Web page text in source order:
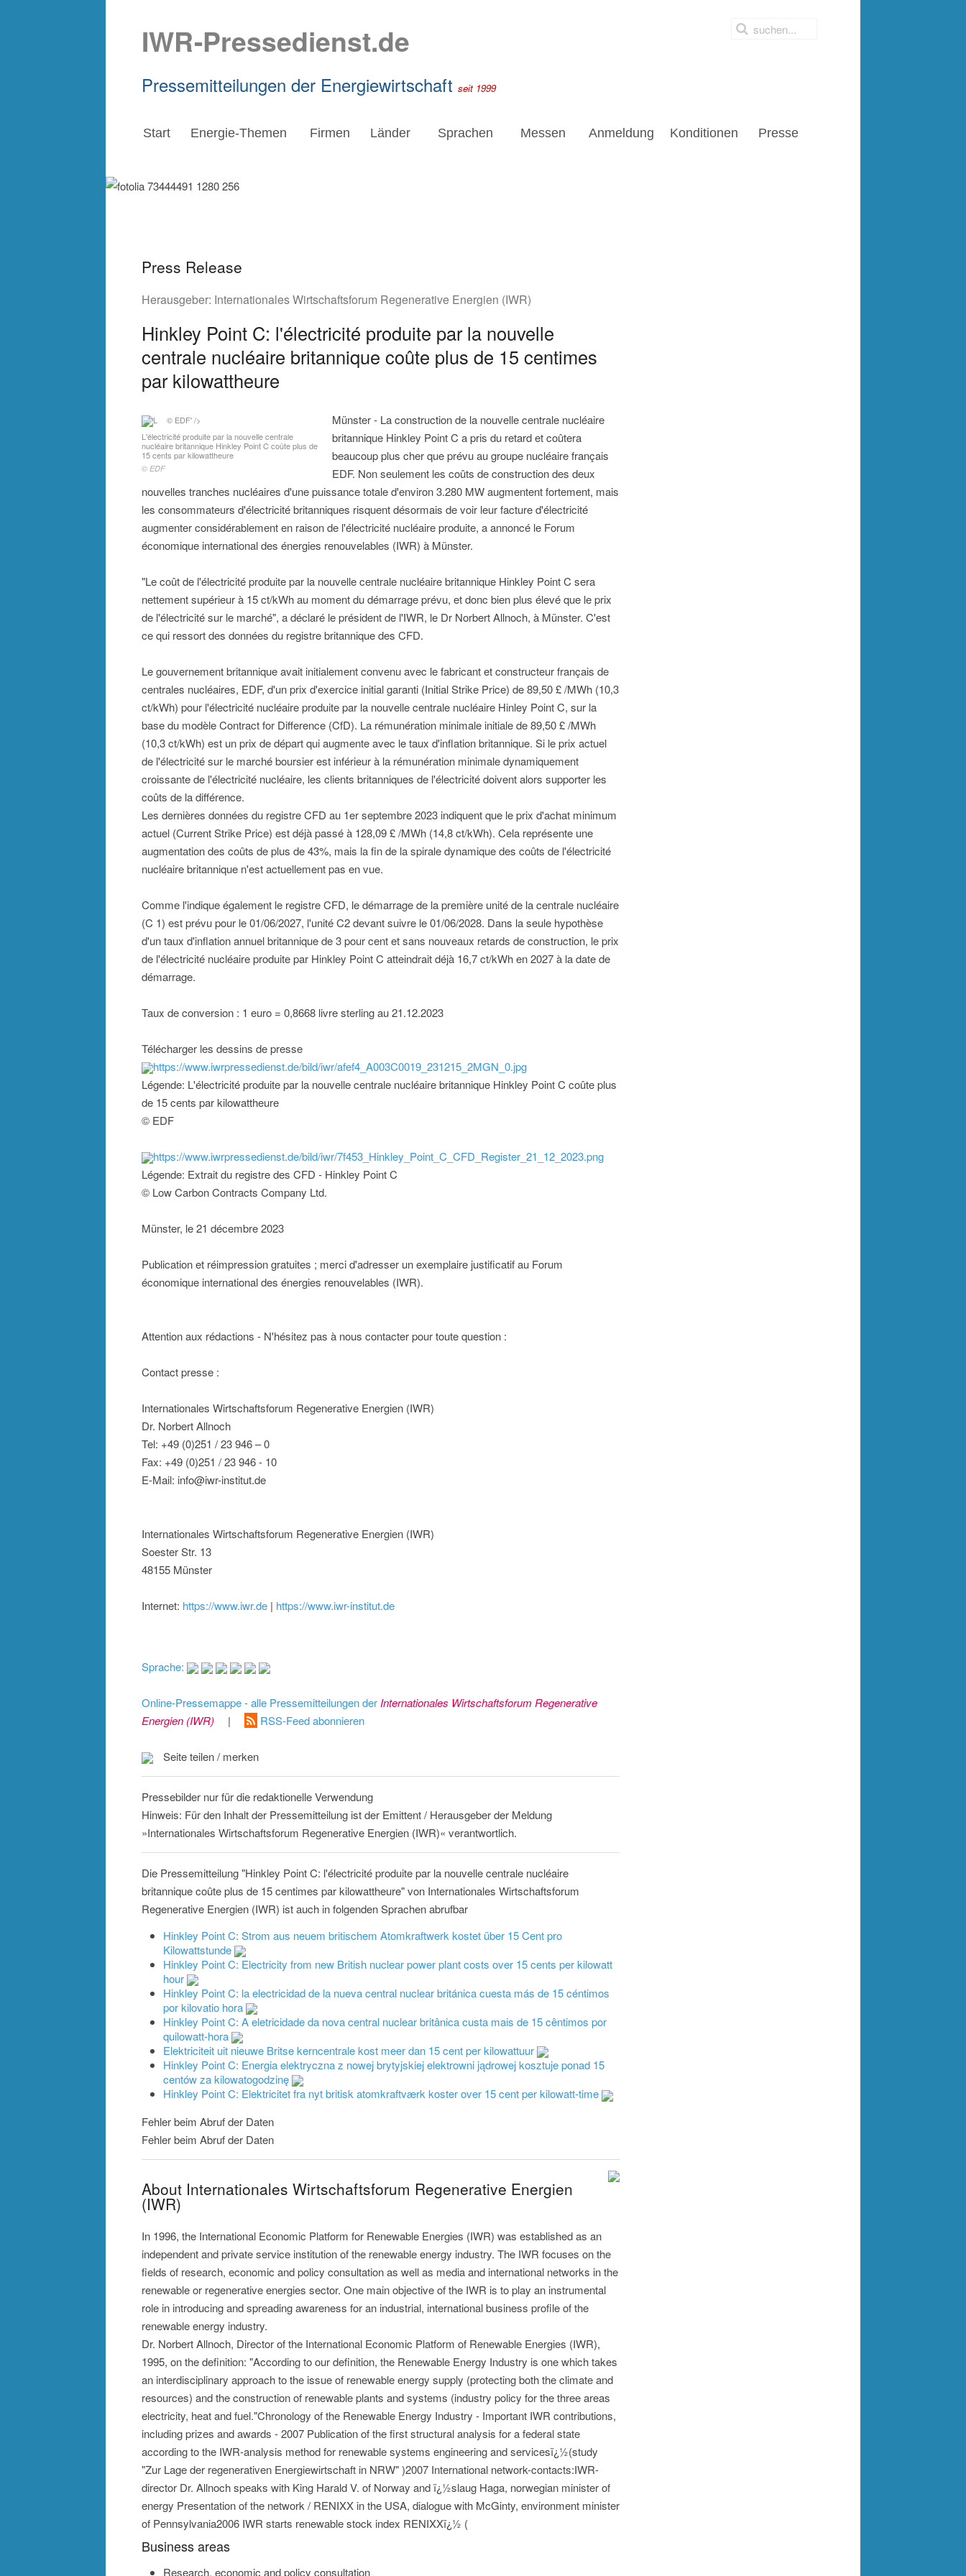
IWR-Pressedienst.de
Pressemitteilungen der Energiewirtschaft seit 1999
Start Energie-Themen Firmen Länder Sprachen Messen Anmeldung Konditionen Presse
Press Release
Herausgeber: Internationales Wirtschaftsforum Regenerative Energien (IWR)
Hinkley Point C: l'électricité produite par la nouvelle
centrale nucléaire britannique coûte plus de 15 centimes
par kilowattheure
© EDF' />
L'électricité produite par la nouvelle centrale
nucléaire britannique Hinkley Point C coûte plus de
15 cents par kilowattheure
© EDF
Münster - La construction de la nouvelle centrale nucléaire
britannique Hinkley Point C a pris du retard et coûtera
beaucoup plus cher que prévu au groupe nucléaire français
EDF. Non seulement les coûts de construction des deux
nouvelles tranches nucléaires d'une puissance totale d'environ 3.280 MW augmentent fortement, mais
les consommateurs d'électricité britanniques risquent désormais de voir leur facture d'électricité
augmenter considérablement en raison de l'électricité nucléaire produite, a annoncé le Forum
économique international des énergies renouvelables (IWR) à Münster.
"Le coût de l'électricité produite par la nouvelle centrale nucléaire britannique Hinkley Point C sera
nettement supérieur à 15 ct/kWh au moment du démarrage prévu, et donc bien plus élevé que le prix
de l'électricité sur le marché", a déclaré le président de l'IWR, le Dr Norbert Allnoch, à Münster. C'est
ce qui ressort des données du registre britannique des CFD.
Le gouvernement britannique avait initialement convenu avec le fabricant et constructeur français de
centrales nucléaires, EDF, d'un prix d'exercice initial garanti (Initial Strike Price) de 89,50 £ /MWh (10,3
ct/kWh) pour l'électricité nucléaire produite par la nouvelle centrale nucléaire Hinley Point C, sur la
base du modèle Contract for Difference (CfD). La rémunération minimale initiale de 89,50 £ /MWh
(10,3 ct/kWh) est un prix de départ qui augmente avec le taux d'inflation britannique. Si le prix actuel
de l'électricité sur le marché boursier est inférieur à la rémunération minimale dynamiquement
croissante de l'électricité nucléaire, les clients britanniques de l'électricité doivent alors supporter les
coûts de la différence.
Les dernières données du registre CFD au 1er septembre 2023 indiquent que le prix d'achat minimum
actuel (Current Strike Price) est déjà passé à 128,09 £ /MWh (14,8 ct/kWh). Cela représente une
augmentation des coûts de plus de 43%, mais la fin de la spirale dynamique des coûts de l'électricité
nucléaire britannique n'est actuellement pas en vue.
Comme l'indique également le registre CFD, le démarrage de la première unité de la centrale nucléaire
(C 1) est prévu pour le 01/06/2027, l'unité C2 devant suivre le 01/06/2028. Dans la seule hypothèse
d'un taux d'inflation annuel britannique de 3 pour cent et sans nouveaux retards de construction, le prix
de l'électricité nucléaire produite par Hinkley Point C atteindrait déjà 16,7 ct/kWh en 2027 à la date de
démarrage.
Taux de conversion : 1 euro = 0,8668 livre sterling au 21.12.2023
Télécharger les dessins de presse
https://www.iwrpressedienst.de/bild/iwr/afef4_A003C0019_231215_2MGN_0.jpg
Légende: L'électricité produite par la nouvelle centrale nucléaire britannique Hinkley Point C coûte plus
de 15 cents par kilowattheure
© EDF
https://www.iwrpressedienst.de/bild/iwr/7f453_Hinkley_Point_C_CFD_Register_21_12_2023.png
Légende: Extrait du registre des CFD - Hinkley Point C
© Low Carbon Contracts Company Ltd.
Münster, le 21 décembre 2023
Publication et réimpression gratuites ; merci d'adresser un exemplaire justificatif au Forum
économique international des énergies renouvelables (IWR).
Attention aux rédactions - N'hésitez pas à nous contacter pour toute question :
Contact presse :
Internationales Wirtschaftsforum Regenerative Energien (IWR)
Dr. Norbert Allnoch
Tel: +49 (0)251 / 23 946 – 0
Fax: +49 (0)251 / 23 946 - 10
E-Mail: info@iwr-institut.de
Internationales Wirtschaftsforum Regenerative Energien (IWR)
Soester Str. 13
48155 Münster
Internet: https://www.iwr.de | https://www.iwr-institut.de
Sprache:
Online-Pressemappe - alle Pressemitteilungen der Internationales Wirtschaftsforum Regenerative
Energien (IWR)
| RSS-Feed abonnieren
Seite teilen / merken
Pressebilder nur für die redaktionelle Verwendung
Hinweis: Für den Inhalt der Pressemitteilung ist der Emittent / Herausgeber der Meldung
»Internationales Wirtschaftsforum Regenerative Energien (IWR)« verantwortlich.
Die Pressemitteilung "Hinkley Point C: l'électricité produite par la nouvelle centrale nucléaire
britannique coûte plus de 15 centimes par kilowattheure" von Internationales Wirtschaftsforum
Regenerative Energien (IWR) ist auch in folgenden Sprachen abrufbar
Hinkley Point C: Strom aus neuem britischem Atomkraftwerk kostet über 15 Cent pro
Kilowattstunde
Hinkley Point C: Electricity from new British nuclear power plant costs over 15 cents per kilowatt
hour
Hinkley Point C: la electricidad de la nueva central nuclear británica cuesta más de 15 céntimos
por kilovatio hora
Hinkley Point C: A eletricidade da nova central nuclear britânica custa mais de 15 cêntimos por
quilowatt-hora
Elektriciteit uit nieuwe Britse kerncentrale kost meer dan 15 cent per kilowattuur
Hinkley Point C: Energia elektryczna z nowej brytyjskiej elektrowni jądrowej kosztuje ponad 15
centów za kilowatogodzinę
Hinkley Point C: Elektricitet fra nyt britisk atomkraftværk koster over 15 cent per kilowatt-time
Fehler beim Abruf der Daten
Fehler beim Abruf der Daten
About Internationales Wirtschaftsforum Regenerative Energien
(IWR)
In 1996, the International Economic Platform for Renewable Energies (IWR) was established as an
independent and private service institution of the renewable energy industry. The IWR focuses on the
fields of research, economic and policy consultation as well as media and international networks in the
renewable or regenerative energies sector. One main objective of the IWR is to play an instrumental
role in introducing and spreading awareness for an industrial, international business profile of the
renewable energy industry.
Dr. Norbert Allnoch, Director of the International Economic Platform of Renewable Energies (IWR),
1995, on the definition: "According to our definition, the Renewable Energy Industry is one which takes
an interdisciplinary approach to the issue of renewable energy supply (protecting both the climate and
resources) and the construction of renewable plants and systems (industry policy for the three areas
electricity, heat and fuel."Chronology of the Renewable Energy Industry - Important IWR contributions,
including prizes and awards - 2007 Publication of the first structural analysis for a federal state
according to the IWR-analysis method for renewable systems engineering and servicesï¿½(study
"Zur Lage der regenerativen Energiewirtschaft in NRW" )2007 International network-contacts:IWR-
director Dr. Allnoch speaks with King Harald V. of Norway and ï¿½slaug Haga, norwegian minister of
energy Presentation of the network / RENIXX in the USA, dialogue with McGinty, environment minister
of Pennsylvania2006 IWR starts renewable stock index RENIXXï¿½ (
Business areas
Research, economic and policy consultation